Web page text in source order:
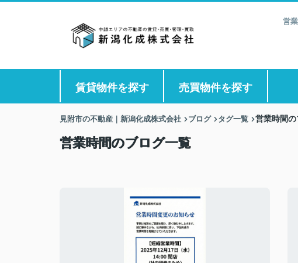
営
賃貸物件を探す 売買物件を探す
見附市の不動産｜新潟化成株式会社 ブログ タグ一覧 営業時間
営業時間のブログ一覧